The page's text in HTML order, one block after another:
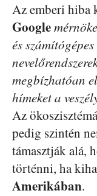
Az emberi hiba
Google
és
megbízhatóan
hímeket a
Az
pedig szintén
támasztják alá,
történni, ha
Amerikában.